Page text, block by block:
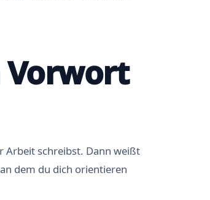
Vorwort
Arbeit schreibst. Dann weißt
dem du dich orientieren